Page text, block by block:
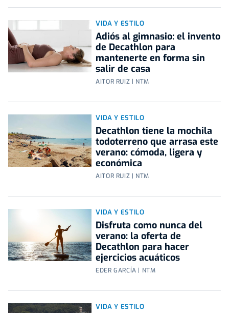
VIDA Y ESTILO
Adiós al gimnasio: el invento
de Decathlon para
mantenerte en forma sin
salir de casa
AITOR RUIZ | NTM
VIDA Y ESTILO
Decathlon tiene la mochila
todoterreno que arrasa este
verano: cómoda, ligera y
económica
AITOR RUIZ | NTM
VIDA Y ESTILO
Disfruta como nunca del
verano: la oferta de
Decathlon para hacer
ejercicios acuáticos
EDER GARCÍA | NTM
VIDA Y ESTILO